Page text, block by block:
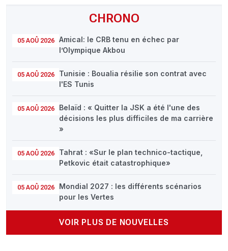
CHRONO
05 AOÛ 2026
Amical: le CRB tenu en échec par
l’Olympique Akbou
05 AOÛ 2026
Tunisie : Boualia résilie son contrat avec
l'ES Tunis
05 AOÛ 2026
Belaïd : « Quitter la JSK a été l'une des
décisions les plus difficiles de ma carrière
»
05 AOÛ 2026
Tahrat : «Sur le plan technico-tactique,
Petkovic était catastrophique»
05 AOÛ 2026
Mondial 2027 : les différents scénarios
pour les Vertes
VOIR PLUS DE NOUVELLES